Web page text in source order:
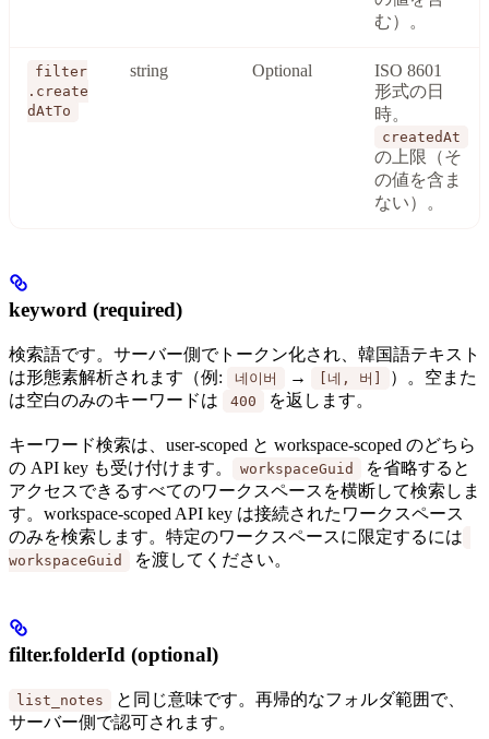
む）。
filter
.create
dAtTo
string Optional
ISO 8601
形式の日
時。
createdAt
の上限（そ
の値を含ま
ない）。
keyword (required)
検索語です。サーバー側でトークン化され、韓国語テキスト
は形態素解析されます（例:
네이버 → [네, 버]
）。空また
は空白のみのキーワードは
400 を返します。
キーワード検索は、user-scoped と workspace-scoped のどちら
の API key も受け付けます。
workspaceGuid
を省略すると
アクセスできるすべてのワークスペースを横断して検索しま
す。workspace-scoped API key は接続されたワークスペース
のみを検索します。特定のワークスペースに限定するには
workspaceGuid を渡してください。
filter.folderId (optional)
list_notes
と同じ意味です。再帰的なフォルダ範囲で、
サーバー側で認可されます。